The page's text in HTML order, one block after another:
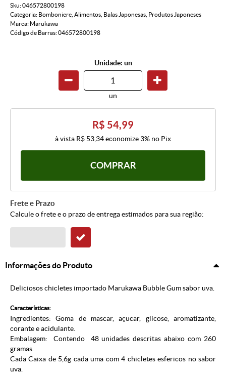
Sku:046572800198
Categoria: Bomboniere Alimentos Balas Japonesas Produtos Japoneses
Marca: Marukawa
Código de Barras:046572800198
Unidade: un
un
R$ 54,99
à vista R$ 53,34economize 3% no Pix
COMPRAR
Frete e Prazo
Calcule o frete e o prazo de entrega estimados para sua região:
Informações do Produto
Deliciosos chicletes importado Marukawa Bubble Gum sabor uva.
Características:
Ingredientes: Goma de mascar, açucar, glicose, aromatizante,
corante e acidulante.
Embalagem: Contendo 48 unidades descritas abaixo com 260
gramas.
Cada Caixa de 5,6g cada uma com 4 chicletes esfericos no sabor
uva.